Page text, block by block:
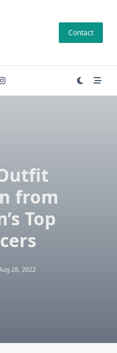
Contact
from
Top
28, 2022